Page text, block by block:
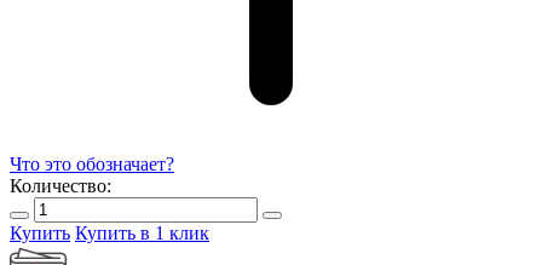
Что это обозначает?
Количество:
Купить Купить в 1 клик